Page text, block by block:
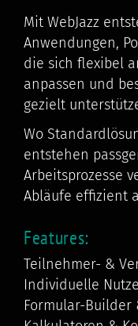
Mit WebJazz
Anwendungen,
die sich flexibel
anpassen und
gezielt
Wo
entstehen
Arbeitsprozesse
Abläufe effizient
Features:
Teilnehmer- &
Individuelle
Formular-Builder